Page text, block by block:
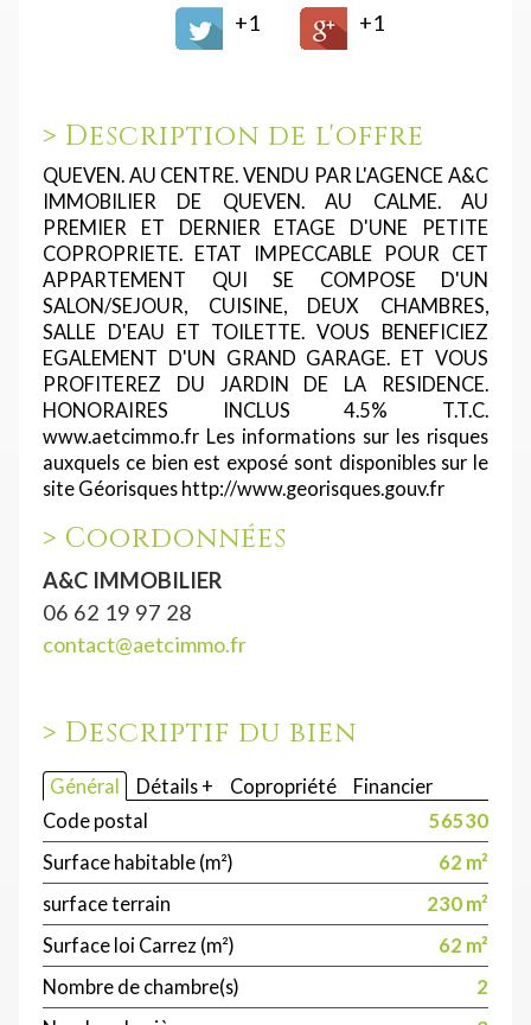
+1 +1
> Description de l'offre
QUEVEN. AU CENTRE. VENDU PAR L'AGENCE A&C
IMMOBILIER DE QUEVEN. AU CALME. AU
PREMIER ET DERNIER ETAGE D'UNE PETITE
COPROPRIETE. ETAT IMPECCABLE POUR CET
APPARTEMENT QUI SE COMPOSE D'UN
SALON/SEJOUR, CUISINE, DEUX CHAMBRES,
SALLE D'EAU ET TOILETTE. VOUS BENEFICIEZ
EGALEMENT D'UN GRAND GARAGE. ET VOUS
PROFITEREZ DU JARDIN DE LA RESIDENCE.
HONORAIRES INCLUS 4.5% T.T.C.
www.aetcimmo.fr Les informations sur les risques
auxquels ce bien est exposé sont disponibles sur le
site Géorisques http://www.georisques.gouv.fr
> Coordonnées
A&C IMMOBILIER
06 62 19 97 28
contact@aetcimmo.fr
> Descriptif du bien
Général Détails + Copropriété
Financier
Code postal
56530
Surface habitable (m²)
62 m²
surface terrain
230 m²
Surface loi Carrez (m²)
62 m²
Nombre de chambre(s)
2